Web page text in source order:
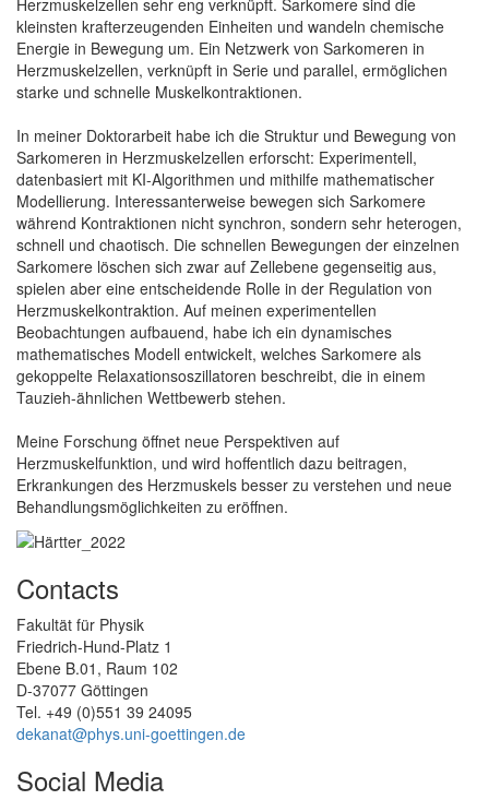
kleinsten krafterzeugenden Einheiten und wandeln chemische
Energie in Bewegung um. Ein Netzwerk von Sarkomeren in
Herzmuskelzellen, verknüpft in Serie und parallel, ermöglichen
starke und schnelle Muskelkontraktionen.
In meiner Doktorarbeit habe ich die Struktur und Bewegung von
Sarkomeren in Herzmuskelzellen erforscht: Experimentell,
datenbasiert mit KI-Algorithmen und mithilfe mathematischer
Modellierung. Interessanterweise bewegen sich Sarkomere
während Kontraktionen nicht synchron, sondern sehr heterogen,
schnell und chaotisch. Die schnellen Bewegungen der einzelnen
Sarkomere löschen sich zwar auf Zellebene gegenseitig aus,
spielen aber eine entscheidende Rolle in der Regulation von
Herzmuskelkontraktion. Auf meinen experimentellen
Beobachtungen aufbauend, habe ich ein dynamisches
mathematisches Modell entwickelt, welches Sarkomere als
gekoppelte Relaxationsoszillatoren beschreibt, die in einem
Tauzieh-ähnlichen Wettbewerb stehen.
Meine Forschung öffnet neue Perspektiven auf
Herzmuskelfunktion, und wird hoffentlich dazu beitragen,
Erkrankungen des Herzmuskels besser zu verstehen und neue
Behandlungsmöglichkeiten zu eröffnen.
Contacts
Fakultät für Physik
Friedrich-Hund-Platz 1
Ebene B.01, Raum 102
D-37077 Göttingen
Tel. +49 (0)551 39 24095
dekanat@phys.uni-goettingen.de
Social Media